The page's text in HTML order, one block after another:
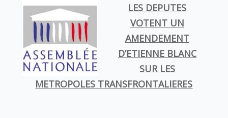
LES DEPUTES
VOTENT UN
AMENDEMENT
D’ETIENNE BLANC
SUR LES
METROPOLES TRANSFRONTALIERES